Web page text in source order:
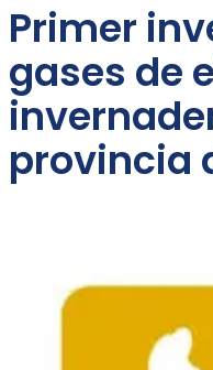
Primer
gases de
provincia